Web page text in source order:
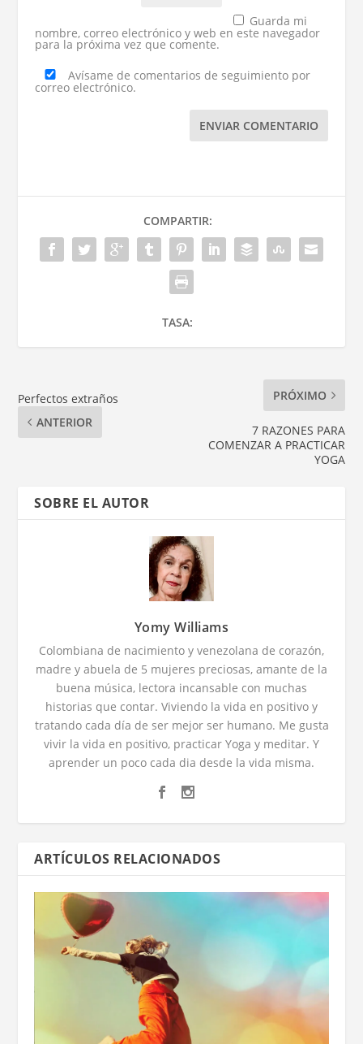
Guarda mi
nombre, correo electrónico y web en este navegador
para la próxima vez que comente.
Avísame de comentarios de seguimiento por
correo electrónico.
ENVIAR COMENTARIO
COMPARTIR:
TASA:
Perfectos extraños
ANTERIOR
PRÓXIMO
7 RAZONES PARA
COMENZAR A PRACTICAR
YOGA
SOBRE EL AUTOR
Yomy Williams
Colombiana de nacimiento y venezolana de corazón,
madre y abuela de 5 mujeres preciosas, amante de la
buena música, lectora incansable con muchas
historias que contar. Viviendo la vida en positivo y
tratando cada día de ser mejor ser humano. Me gusta
vivir la vida en positivo, practicar Yoga y meditar. Y
aprender un poco cada dia desde la vida misma.
ARTÍCULOS RELACIONADOS